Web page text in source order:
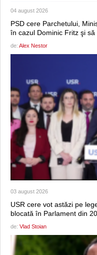
04 august 2026
PSD cere Parchetului,
în cazul Dominic Fritz şi
de: Alex Nestor
03 august 2026
USR cere vot astăzi pe
blocată în Parlament din
de: Vlad Stoian